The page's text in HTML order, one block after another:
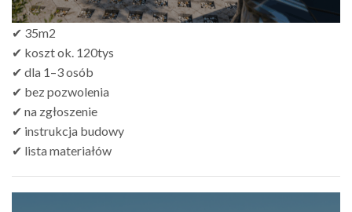
✔ 35m2
✔ koszt ok. 120tys
✔ dla 1–3 osób
✔ bez pozwolenia
✔ na zgłoszenie
✔ instrukcja budowy
✔ lista materiałów